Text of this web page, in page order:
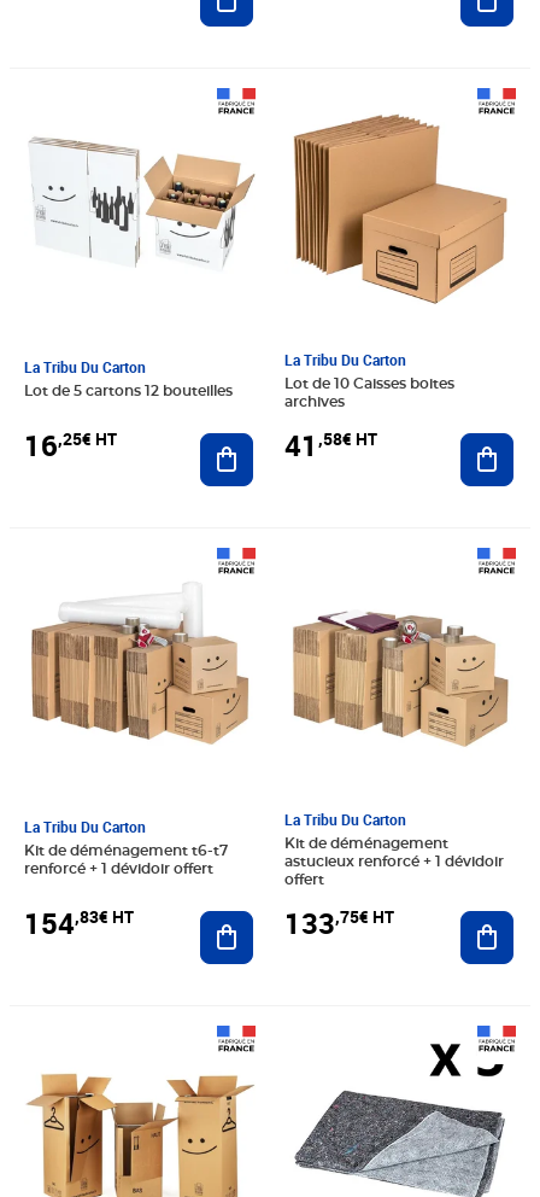
La Tribu Du Carton
Lot de 5 cartons 12 bouteilles
16,25€ HT Ajouter au panier
La Tribu Du Carton
Lot de 10 Caisses boites
archives
41 ,58€ HT
La Tribu Du Carton
Kit de déménagement t6-t7
renforcé + 1 dévidoir offert
154,83€ HT Ajouter au panier
La Tribu Du Carton
Kit de déménagement
astucieux renforcé + 1 dévidoir
offert
133,75€ HT